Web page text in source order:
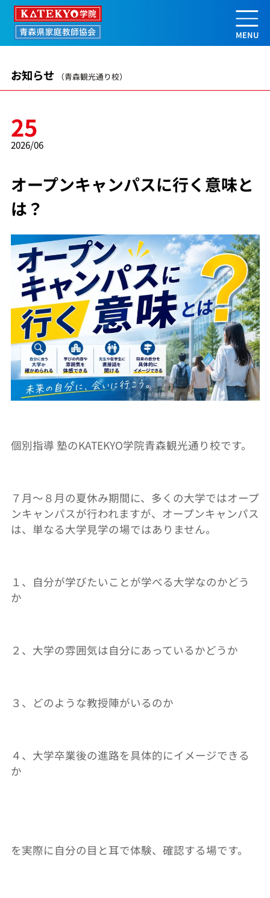
オープンキャンパスに行く意味とは
お知らせ （青森観光通り校）
25
2026/06
オープンキャンパスに行く意味と
は？
個別指導 塾のKATEKYO学院青森観光通り校です。
７月～８月の夏休み期間に、多くの大学ではオープ
ンキャンパスが行われますが、オープンキャンパス
は、単なる大学見学の場ではありません。
１、自分が学びたいことが学べる大学なのかどう
か
２、大学の雰囲気は自分にあっているかどうか
３、どのような教授陣がいるのか
４、大学卒業後の進路を具体的にイメージできる
か
を実際に自分の目と耳で体験、確認する場です。